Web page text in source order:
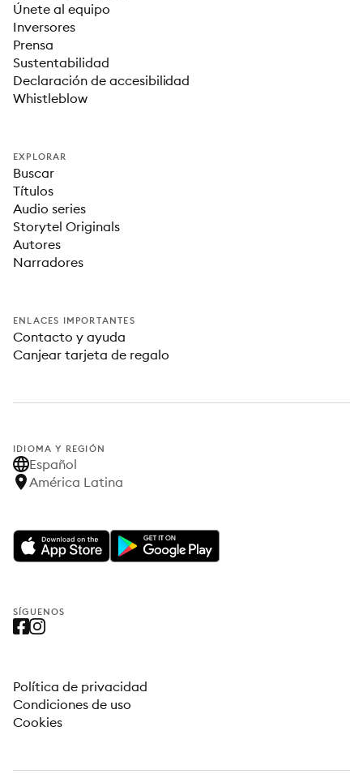
Únete al equipo
Inversores
Prensa
Sustentabilidad
Declaración de accesibilidad
Whistleblow
EXPLORAR
Buscar
Títulos
Audio series
Storytel Originals
Autores
Narradores
ENLACES IMPORTANTES
Contacto y ayuda
Canjear tarjeta de regalo
IDIOMA Y REGIÓN
Español
América Latina
SÍGUENOS
Política de privacidad
Condiciones de uso
Cookies